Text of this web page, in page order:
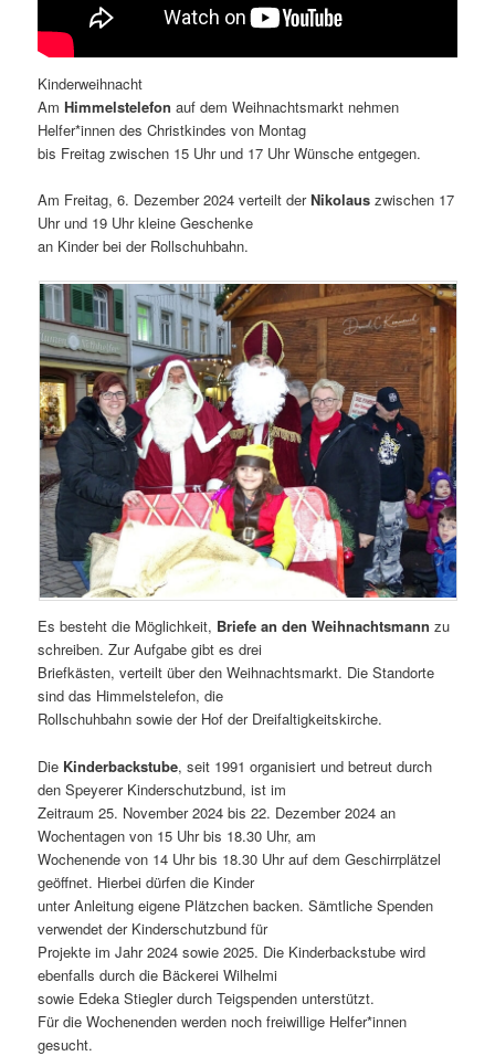
Kinderweihnacht
AmHimmelstelefon auf dem Weihnachtsmarkt nehmen
Helfer*innen des Christkindes von Montag
bis Freitag zwischen 15 Uhr und 17 Uhr Wünsche entgegen.
Am Freitag, 6. Dezember 2024 verteilt derNikolauszwischen 17
Uhr und 19 Uhr kleine Geschenke
an Kinder bei der Rollschuhbahn.
Es besteht die Möglichkeit, Briefe an den Weihnachtsmann zu
schreiben. Zur Aufgabe gibt es drei
Briefkästen, verteilt über den Weihnachtsmarkt. Die Standorte
sind das Himmelstelefon, die
Rollschuhbahn sowie der Hof der Dreifaltigkeitskirche.
Die Kinderbackstube, seit 1991 organisiert und betreut durch
den Speyerer Kinderschutzbund, ist im
Zeitraum 25. November 2024 bis 22. Dezember 2024 an
Wochentagen von 15 Uhr bis 18.30 Uhr, am
Wochenende von 14 Uhr bis 18.30 Uhr auf dem Geschirrplätzel
geöffnet. Hierbei dürfen die Kinder
unter Anleitung eigene Plätzchen backen. Sämtliche Spenden
verwendet der Kinderschutzbund für
Projekte im Jahr 2024 sowie 2025. Die Kinderbackstube wird
ebenfalls durch die Bäckerei Wilhelmi
sowie Edeka Stiegler durch Teigspenden unterstützt.
Für die Wochenenden werden noch freiwillige Helfer*innen
gesucht.